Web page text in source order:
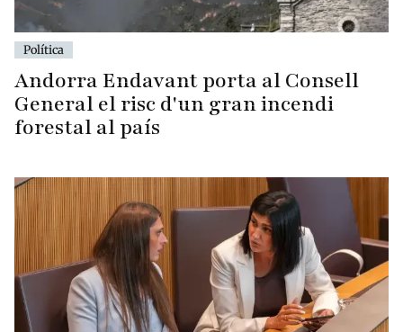
Política
Andorra Endavant porta al Consell
General el risc d'un gran incendi
forestal al país